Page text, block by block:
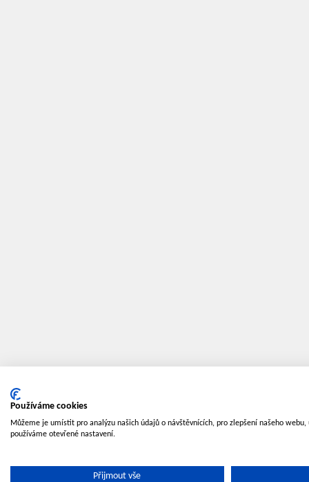
Používáme cookies
Můžeme je umístit pro analýzu našich údajů o návštěvnících, pro zlepšení našeho
používáme otevřené nastavení.
Přijmout vše